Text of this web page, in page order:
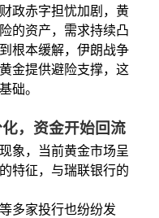
政赤字担忧加剧，黄
的资产，需求持续凸
根本缓解，伊朗战争
金提供避险支撑，这
础。
，资金开始回流
象，当前黄金市场呈
特征，与瑞联银行的
多家投行也纷纷发